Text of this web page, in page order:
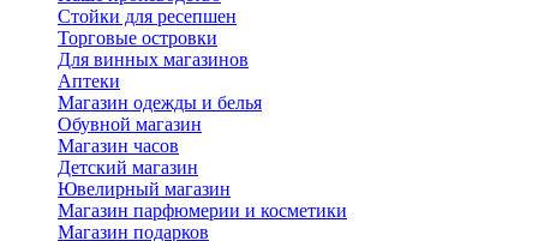
Стойки для ресепшен
Торговые островки
Для винных магазинов
Аптеки
Магазин одежды и белья
Обувной магазин
Магазин часов
Детский магазин
Ювелирный магазин
Магазин парфюмерии и косметики
Магазин подарков